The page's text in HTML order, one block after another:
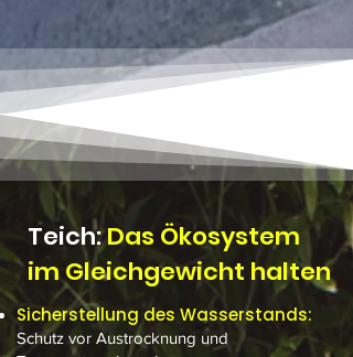
Sicherstellung des Wasserstands:
Schutz vor Austrocknung und
Teich:Das Ökosystem
im Gleichgewicht halten